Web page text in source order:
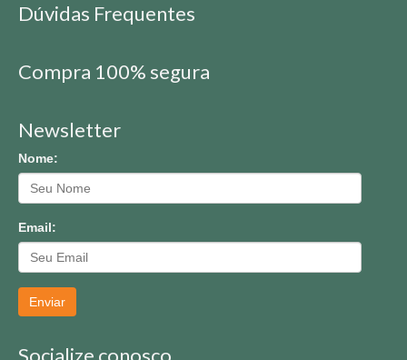
Dúvidas Frequentes
Compra 100% segura
Newsletter
Nome:
Email:
Enviar
Socialize conosco